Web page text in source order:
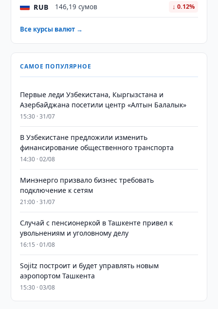
RUB 146,19 сумов ↓ 0.12%
Все курсы валют →
САМОЕ ПОПУЛЯРНОЕ
Первые леди Узбекистана, Кыргызстана и
Азербайджана посетили центр «Алтын Балалык»
15:30 · 31/07
В Узбекистане предложили изменить
финансирование общественного транспорта
14:30 · 02/08
Минэнерго призвало бизнес требовать
подключение к сетям
21:00 · 31/07
Случай с пенсионеркой в Ташкенте привел к
увольнениям и уголовному делу
16:15 · 01/08
Sojitz построит и будет управлять новым
аэропортом Ташкента
15:30 · 03/08